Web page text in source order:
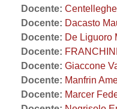
Docente:
Docente: Dacasto
Docente: De Liguoro
Docente:
Docente: Giaccone
Docente: Manfrin
Docente: Marcer